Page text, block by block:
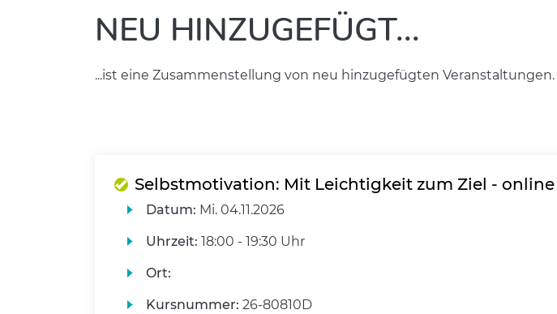
NEU HINZUGEFÜGT...
...ist eine Zusammenstellung von neu hinzugefügten Veranstaltungen.
Selbstmotivation: Mit Leichtigkeit zum Ziel - online
Datum: Mi. 04.11.2026
Uhrzeit: 18:00 - 19:30 Uhr
Ort:
Kursnummer: 26-80810D